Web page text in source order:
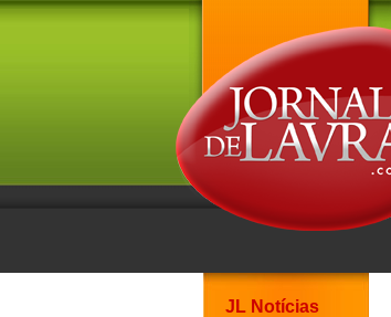
JL Notícias